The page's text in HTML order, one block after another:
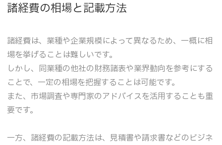
諸経費の相場と記載方法
諸経費は、業種や企業規模によって異なるため、一概に相
場を挙げることは難しいです。
しかし、同業種の他社の財務諸表や業界動向を参考にする
ことで、一定の相場を把握することは可能です。
また、市場調査や専門家のアドバイスを活用することも重
要です。
一方、諸経費の記載方法は、見積書や請求書などのビジネ